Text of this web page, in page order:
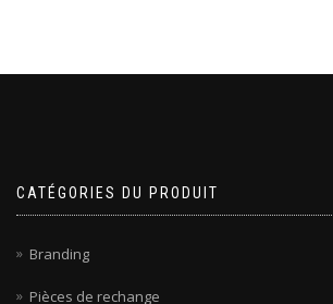
CATÉGORIES DU PRODUIT
Branding
Pièces de rechange